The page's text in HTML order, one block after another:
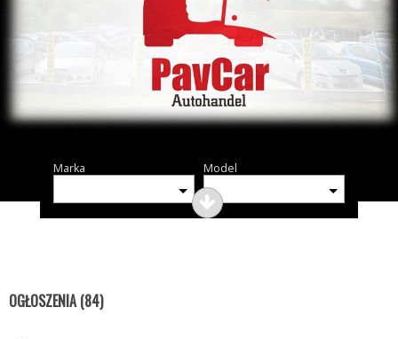
Marka Model
OGŁOSZENIA (84)